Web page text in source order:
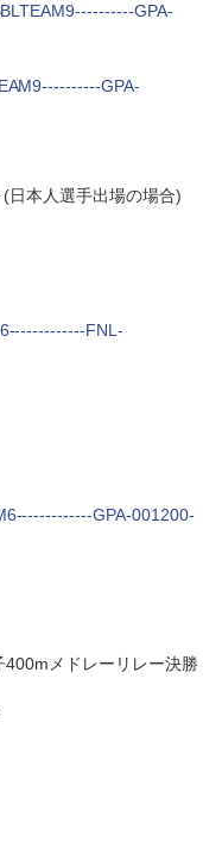
GPA-
GPA-
本人選手出場の場合)
FNL-
GPA-001200-
メドレーリレー決勝